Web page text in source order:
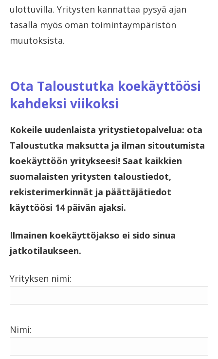
ulottuvilla. Yritysten kannattaa pysyä ajan
tasalla myös oman toimintaympäristön
muutoksista.
Ota Taloustutka koekäyttöösi
kahdeksi viikoksi
Kokeile uudenlaista yritystietopalvelua: ota
Taloustutka maksutta ja ilman sitoutumista
koekäyttöön yritykseesi! Saat kaikkien
suomalaisten yritysten taloustiedot,
rekisterimerkinnät ja päättäjätiedot
käyttöösi 14 päivän ajaksi.
Ilmainen koekäyttöjakso ei sido sinua
jatkotilaukseen.
Yrityksen nimi:
Nimi: